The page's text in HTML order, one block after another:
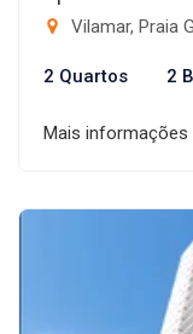
Vilamar, Praia
2 Quartos 2
Mais informações